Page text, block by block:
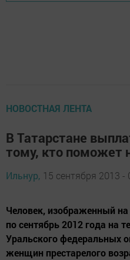
НОВОСТНАЯ ЛЕНТА
В Татарстане
тому, кто поможет
Ильнур, 15 сентября 2013 -
Человек, изображенный
по сентябрь 2012 года на
Уральского федеральных
женщин престарелого